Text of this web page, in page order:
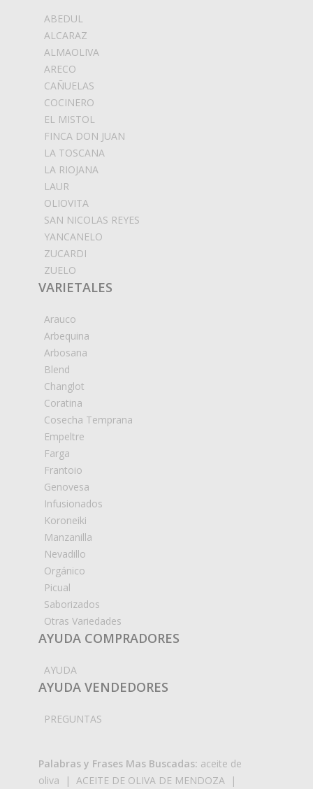
ABEDUL
ALCARAZ
ALMAOLIVA
ARECO
CAÑUELAS
COCINERO
EL MISTOL
FINCA DON JUAN
LA TOSCANA
LA RIOJANA
LAUR
OLIOVITA
SAN NICOLAS REYES
YANCANELO
ZUCARDI
ZUELO
VARIETALES
Arauco
Arbequina
Arbosana
Blend
Changlot
Coratina
Cosecha Temprana
Empeltre
Farga
Frantoio
Genovesa
Infusionados
Koroneiki
Manzanilla
Nevadillo
Orgánico
Picual
Saborizados
Otras Variedades
AYUDA COMPRADORES
AYUDA
AYUDA VENDEDORES
PREGUNTAS
Palabras y Frases Mas Buscadas: aceite de
oliva | ACEITE DE OLIVA DE MENDOZA |